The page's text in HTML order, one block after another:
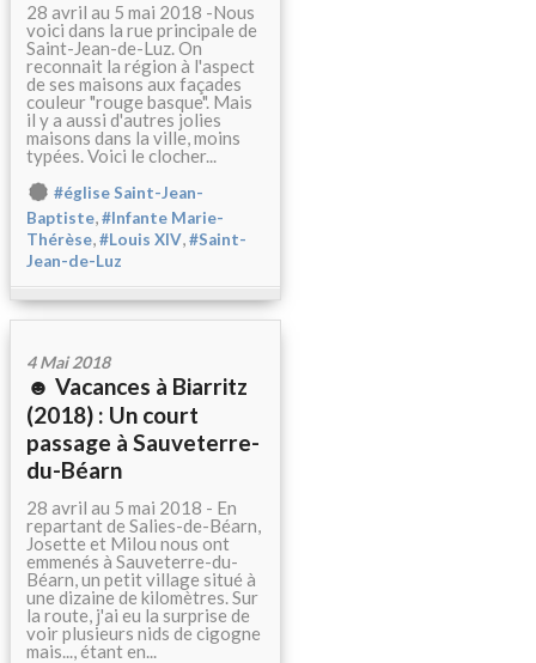
28 avril au 5 mai 2018 -Nous
voici dans la rue principale de
Saint-Jean-de-Luz. On
reconnait la région à l'aspect
de ses maisons aux façades
couleur "rouge basque". Mais
il y a aussi d'autres jolies
maisons dans la ville, moins
typées. Voici le clocher...
#église Saint-Jean-
Baptiste,#Infante Marie-
Thérèse,#Louis XIV,#Saint-
Jean-de-Luz
4 Mai 2018
☻ Vacances à Biarritz
(2018) : Un court
passage à Sauveterre-
du-Béarn
28 avril au 5 mai 2018 - En
repartant de Salies-de-Béarn,
Josette et Milou nous ont
emmenés à Sauveterre-du-
Béarn, un petit village situé à
une dizaine de kilomètres. Sur
la route, j'ai eu la surprise de
voir plusieurs nids de cigogne
mais..., étant en...